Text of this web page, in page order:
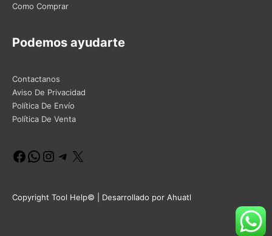
Como Comprar
Podemos ayudarte
Contactanos
Aviso De Privacidad
Política De Envío
Política De Venta
Facebook
WhatsApp
Instagram
Telegram
Copyright Tool Help© | Desarrollado por Ahuatl